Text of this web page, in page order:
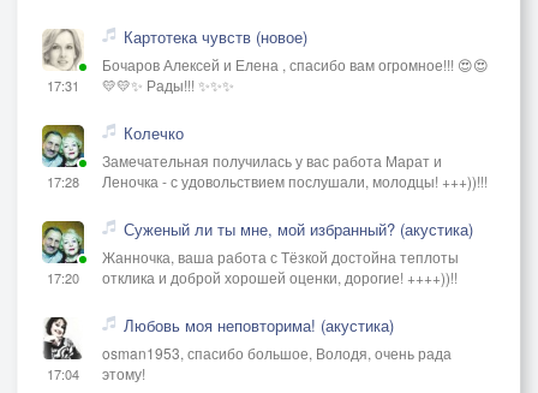
17:31
Картотека чувств (новое)
Бочаров Алексей и Елена , спасибо вам огромное!!! 😍😍
💛💛✨ Рады!!! ✨✨✨
17:28
Колечко
Замечательная получилась у вас работа Марат и
Леночка - с удовольствием послушали, молодцы! +++))!!!
17:20
Суженый ли ты мне, мой избранный? (акустика)
Жанночка, ваша работа с Тёзкой достойна теплоты
отклика и доброй хорошей оценки, дорогие! ++++))!!
17:04
Любовь моя неповторима! (акустика)
osman1953, спасибо большое, Володя, очень рада
этому!